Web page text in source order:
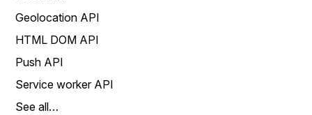
Geolocation API
HTML DOM API
Push API
Service worker API
See all…